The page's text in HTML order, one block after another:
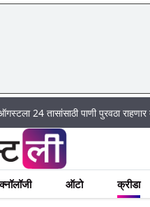
पाणी पुरवठा राहणार बंद; पहा कुठे
ऑटो क्रीडा